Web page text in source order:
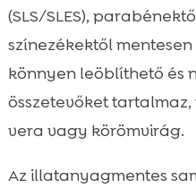
(SLS/SLES),
színezékektől
könnyen leöblíthető és
összetevőket
vera vagy körömvirág.
Az illatanyagmentes